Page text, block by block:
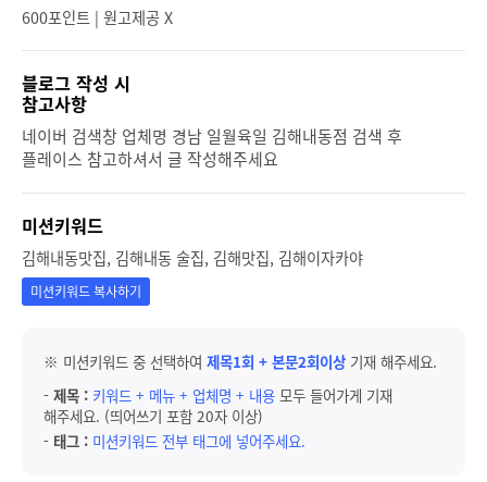
600포인트 | 원고제공 X
블로그 작성 시
참고사항
네이버 검색창 업체명 경남 일월육일 김해내동점 검색 후
플레이스 참고하셔서 글 작성해주세요
미션키워드
김해내동맛집, 김해내동 술집, 김해맛집, 김해이자카야
미션키워드 복사하기
※ 미션키워드 중 선택하여 제목1회 + 본문2회이상 기재 해주세요.
- 제목 : 키워드 + 메뉴 + 업체명 + 내용 모두 들어가게 기재
해주세요. (띄어쓰기 포함 20자 이상)
- 태그 : 미션키워드 전부 태그에 넣어주세요.